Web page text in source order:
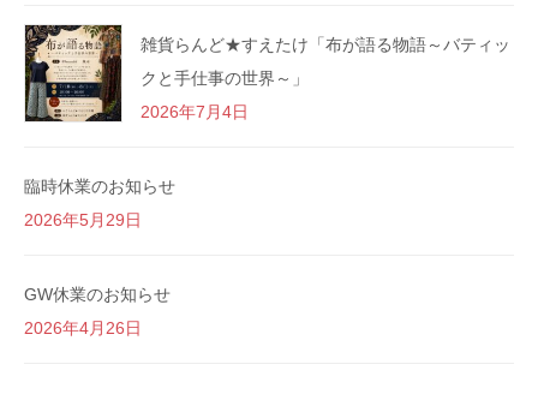
雑貨らんど★すえたけ「布が語る物語～バティッ
クと手仕事の世界～」
2026年7月4日
臨時休業のお知らせ
2026年5月29日
GW休業のお知らせ
2026年4月26日